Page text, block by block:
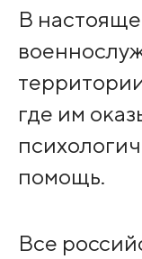
В
где им
помощь.
Все